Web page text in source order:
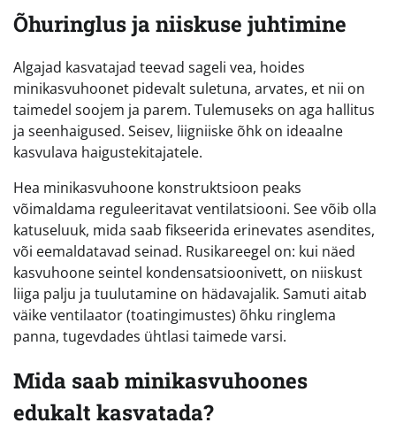
Õhuringlus ja niiskuse juhtimine
Algajad kasvatajad teevad sageli vea, hoides
minikasvuhoonet pidevalt suletuna, arvates, et nii on
taimedel soojem ja parem. Tulemuseks on aga hallitus
ja seenhaigused. Seisev, liigniiske õhk on ideaalne
kasvulava haigustekitajatele.
Hea minikasvuhoone konstruktsioon peaks
võimaldama reguleeritavat ventilatsiooni. See võib olla
katuseluuk, mida saab fikseerida erinevates asendites,
või eemaldatavad seinad. Rusikareegel on: kui näed
kasvuhoone seintel kondensatsioonivett, on niiskust
liiga palju ja tuulutamine on hädavajalik. Samuti aitab
väike ventilaator (toatingimustes) õhku ringlema
panna, tugevdades ühtlasi taimede varsi.
Mida saab minikasvuhoones
edukalt kasvatada?